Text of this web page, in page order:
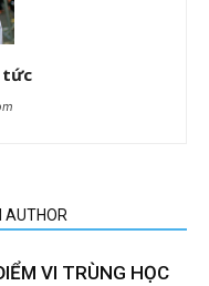
tức
AUTHOR
VI TRÙNG HỌC